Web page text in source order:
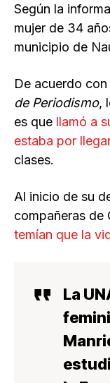
Según la
mujer de 34
municipio de
De acuerdo
de Periodismo,
es que llamó a
estaba por
clases.
Al inicio de su
compañeras de
temían que la
La